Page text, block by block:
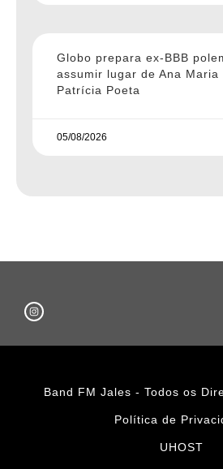
Globo prepara ex-BBB
assumir lugar de Ana Maria
Patrícia Poeta
05/08/2026
Band FM Jales - Todos os
Política de
UHOST